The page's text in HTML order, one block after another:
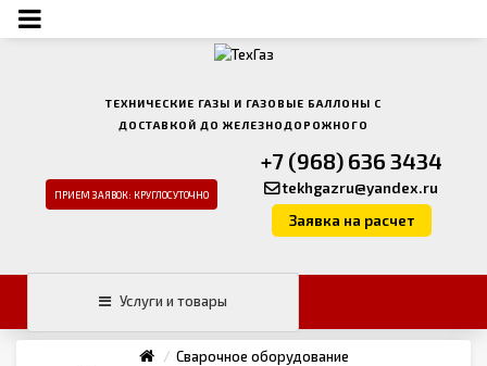
ТЕХНИЧЕСКИЕ ГАЗЫ И ГАЗОВЫЕ БАЛЛОНЫ С
ДОСТАВКОЙ ДО ЖЕЛЕЗНОДОРОЖНОГО
ПРИЕМ ЗАЯВОК: КРУГЛОСУТОЧНО
+7 (968) 636 3434
tekhgazru@yandex.ru
Заявка на расчет
Услуги и товары
Сварочное оборудование